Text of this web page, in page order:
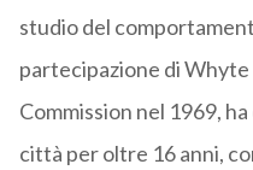
studio del
partecipazione di
Commission nel 1969,
città per oltre 16 anni,